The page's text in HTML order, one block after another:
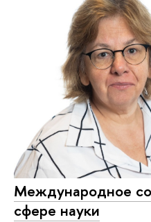
Международное
сфере науки